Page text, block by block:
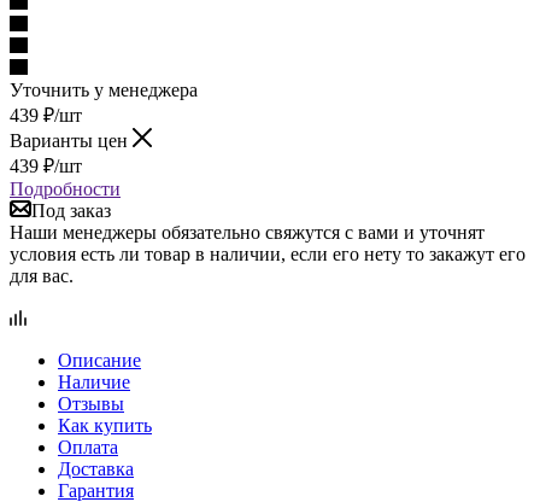
Уточнить у менеджера
439 ₽/шт
Варианты цен
439 ₽/шт
Подробности
Под заказ
Наши менеджеры обязательно свяжутся с вами и уточнят
условия есть ли товар в наличии, если его нету то закажут его
для вас.
Описание
Наличие
Отзывы
Как купить
Оплата
Доставка
Гарантия